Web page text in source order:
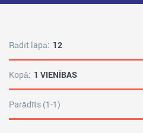
Rādīt lapā: 12
Kopā: 1 VIENĪBAS
Parādīts (1-1)